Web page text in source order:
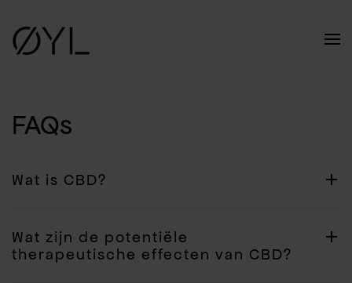
Skip to main content
FAQs
Wat is CBD?
Wat zijn de potentiële
therapeutische effecten van CBD?